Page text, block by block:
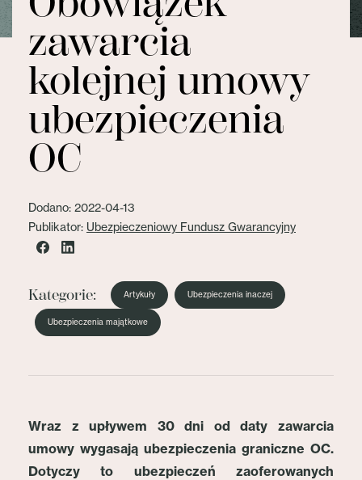
zawarcia
kolejnej umowy
ubezpieczenia
OC
Dodano: 2022-04-13
Publikator: Ubezpieczeniowy Fundusz Gwarancyjny
Kategorie: Artykuły Ubezpieczenia inaczej
Ubezpieczenia majątkowe
Wraz z upływem 30 dni od daty zawarcia
umowy wygasają ubezpieczenia graniczne OC.
Dotyczy to ubezpieczeń zaoferowanych